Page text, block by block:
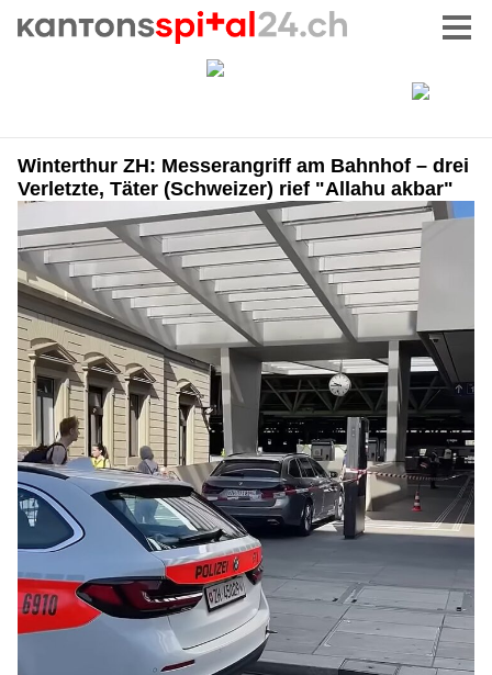
Winterthur ZH: Messerangriff am Bahnhof – drei
Verletzte, Täter (Schweizer) rief "Allahu akbar"